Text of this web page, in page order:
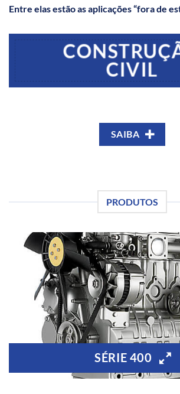
Entre elas estão as aplicações “fora de
CIVIL
SAIBA
PRODUTOS
SÉRIE 400